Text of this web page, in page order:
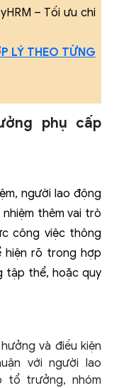
– Tối ưu chi
LÝ THEO TỪNG
phụ cấp
người lao động
thêm vai trò
công việc thông
hiện rõ trong hợp
tập thể, hoặc quy
và điều kiện
với người lao
tổ trưởng, nhóm